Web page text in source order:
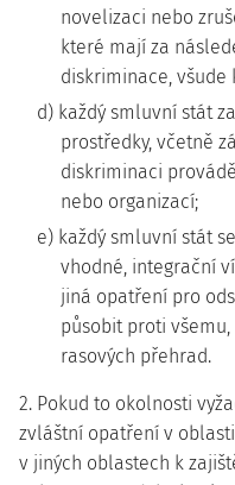
novelizaci nebo
které mají za
diskriminace, všude
d) každý smluvní stát
prostředky, včetně
diskriminaci
nebo organizací;
e) každý smluvní stát
vhodné, integrační
jiná opatření pro
působit proti
rasových přehrad.
2. Pokud to okolnosti
zvláštní opatření v
v jiných oblastech k